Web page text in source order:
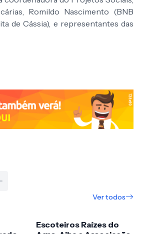
Romildo Nascimento (BNB
de Cássia), e representantes das
Ver todos
Escoteiros Raízes do